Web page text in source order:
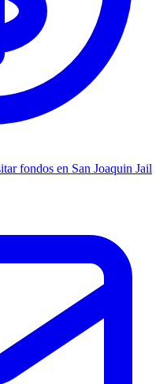
fondos en San Joaquin Jail